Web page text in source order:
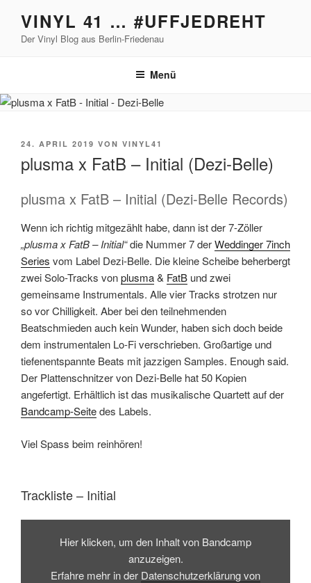
Inhalt
springen
VINYL 41 … #UFFJEDREHT
Der Vinyl Blog aus Berlin-Friedenau
Menü
VERÖFFENTLICHT
24. APRIL 2019 VON VINYL41
plusma x FatB – Initial (Dezi-Belle)
plusma x FatB – Initial (Dezi-Belle Records)
Wenn ich richtig mitgezählt habe, dann ist der 7-Zöller
„plusma x FatB – Initial“die Nummer 7 derWeddinger 7inch
Series vom Label Dezi-Belle. Die kleine Scheibe beherbergt
zwei Solo-Tracks vonplusma& FatB und zwei
gemeinsame Instrumentals. Alle vier Tracks strotzen nur
so vor Chilligkeit. Aber bei den teilnehmenden
Beatschmieden auch kein Wunder, haben sich doch beide
dem instrumentalen Lo-Fi verschrieben. Großartige und
tiefenentspannte Beats mit jazzigen Samples. Enough said.
Der Plattenschnitzer von Dezi-Belle hat 50 Kopien
angefertigt. Erhältlich ist das musikalische Quartett auf der
Bandcamp-Seitedes Labels.
Viel Spass beim reinhören!
Trackliste – Initial
Inhalt
BandcampHier klicken, um den Inhalt von Bandcamp
anzuzeigen.
Erfahre mehr in der Datenschutzerklärung von